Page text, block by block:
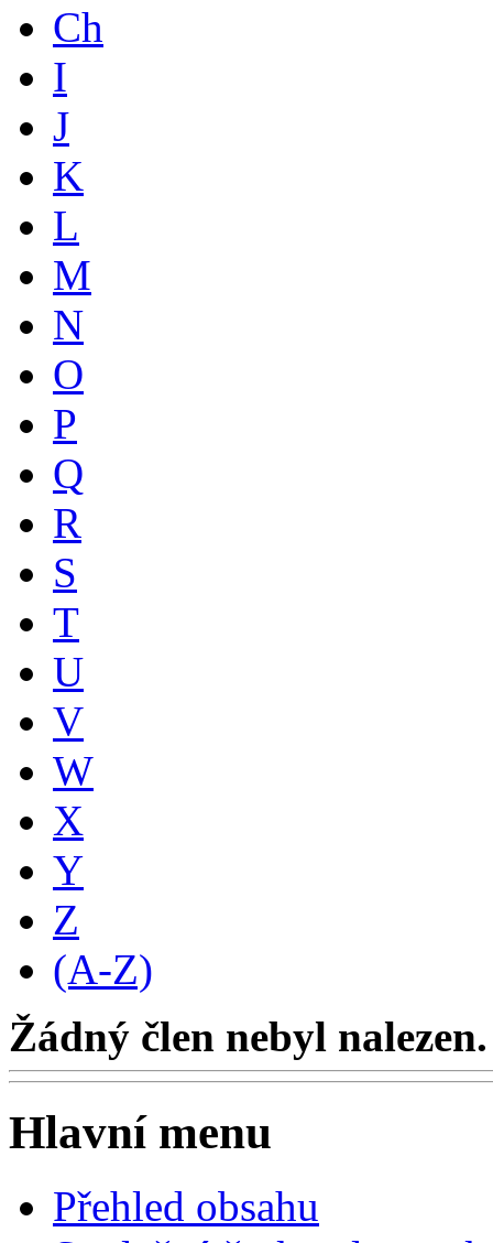
Ch
I
J
K
L
M
N
O
P
Q
R
S
T
U
V
W
X
Y
Z
(A-Z)
Žádný člen nebyl nalezen.
Hlavní menu
Přehled obsahu